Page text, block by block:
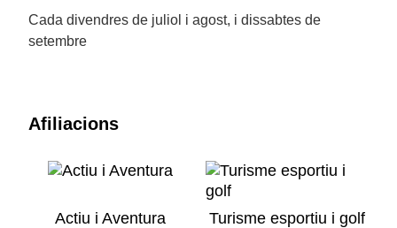
Cada divendres de juliol i agost, i dissabtes de
setembre
Afiliacions
Actiu i Aventura Turisme esportiu i golf